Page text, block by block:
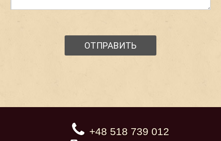
+48 518 739 012